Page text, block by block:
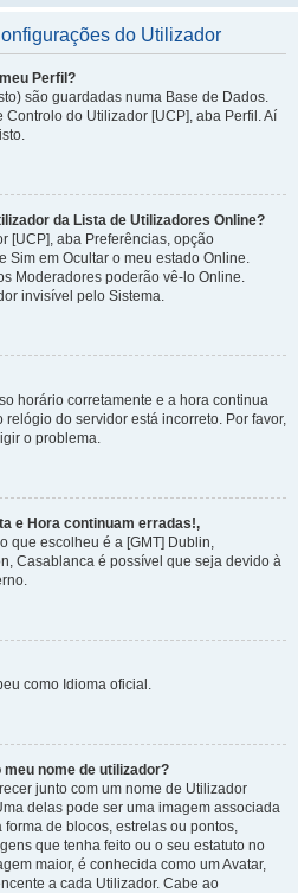
do Utilizador
Perfil?
são guardadas numa Base de Dados.
do Utilizador [UCP], aba Perfil. Aí
da Lista de Utilizadores Online?
[UCP], aba Preferências, opção
Sim em Ocultar o meu estado Online.
Moderadores poderão vê-lo Online.
invisível pelo Sistema.
horário corretamente e a hora continua
do servidor está incorreto. Por favor,
o problema.
e Hora continuam erradas!,
que escolheu é a [GMT] Dublin,
Casablanca é possível que seja devido à
como Idioma oficial.
meu nome de utilizador?
junto com um nome de Utilizador
delas pode ser uma imagem associada
de blocos, estrelas ou pontos,
que tenha feito ou o seu estatuto no
maior, é conhecida como um Avatar,
a cada Utilizador. Cabe ao